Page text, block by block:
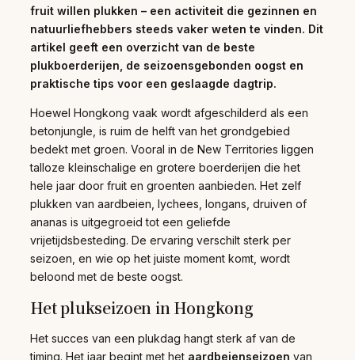
fruit willen plukken – een activiteit die gezinnen en
natuurliefhebbers steeds vaker weten te vinden. Dit
artikel geeft een overzicht van de beste
plukboerderijen, de seizoensgebonden oogst en
praktische tips voor een geslaagde dagtrip.
Hoewel Hongkong vaak wordt afgeschilderd als een
betonjungle, is ruim de helft van het grondgebied
bedekt met groen. Vooral in de New Territories liggen
talloze kleinschalige en grotere boerderijen die het
hele jaar door fruit en groenten aanbieden. Het zelf
plukken van aardbeien, lychees, longans, druiven of
ananas is uitgegroeid tot een geliefde
vrijetijdsbesteding. De ervaring verschilt sterk per
seizoen, en wie op het juiste moment komt, wordt
beloond met de beste oogst.
Het plukseizoen in Hongkong
Het succes van een plukdag hangt sterk af van de
timing. Het jaar begint met het aardbeienseizoen van